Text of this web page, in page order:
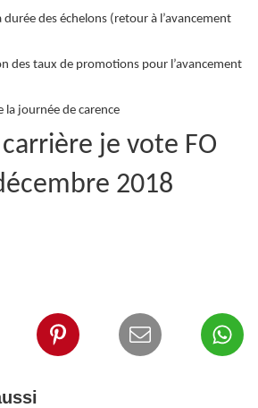
durée des échelons (retour à l’avancement
des taux de promotions pour l’avancement
la journée de carence
je vote FO
2018